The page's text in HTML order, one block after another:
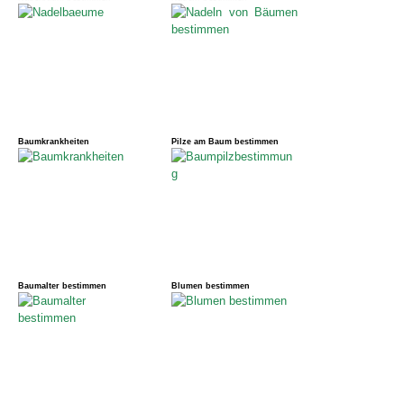
Baumkrankheiten Pilze am Baum bestimmen
Baumalter bestimmen Blumen bestimmen